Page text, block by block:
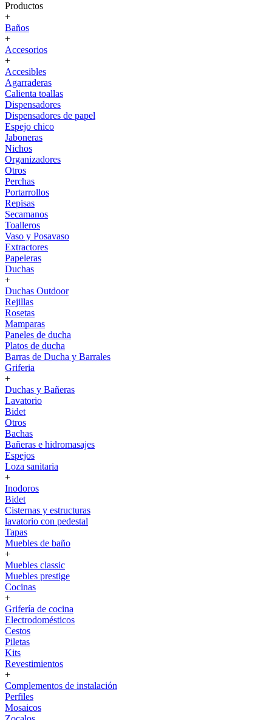
Productos
+
Baños
+
Accesorios
+
Accesibles
Agarraderas
Calienta toallas
Dispensadores
Dispensadores de papel
Espejo chico
Jaboneras
Nichos
Organizadores
Otros
Perchas
Portarrollos
Repisas
Secamanos
Toalleros
Vaso y Posavaso
Extractores
Papeleras
Duchas
+
Duchas Outdoor
Rejillas
Rosetas
Mamparas
Paneles de ducha
Platos de ducha
Barras de Ducha y Barrales
Griferia
+
Duchas y Bañeras
Lavatorio
Bidet
Otros
Bachas
Bañeras e hidromasajes
Espejos
Loza sanitaria
+
Inodoros
Bidet
Cisternas y estructuras
lavatorio con pedestal
Tapas
Muebles de baño
+
Muebles classic
Muebles prestige
Cocinas
+
Grifería de cocina
Electrodomésticos
Cestos
Piletas
Kits
Revestimientos
+
Complementos de instalación
Perfiles
Mosaicos